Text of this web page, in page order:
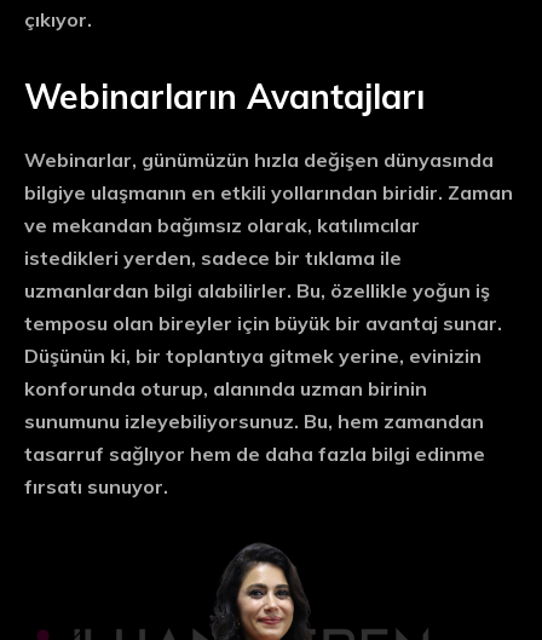
çıkıyor.
Webinarların Avantajları
Webinarlar, günümüzün hızla değişen dünyasında
bilgiye ulaşmanın en etkili yollarından biridir. Zaman
ve mekandan bağımsız olarak, katılımcılar
istedikleri yerden, sadece bir tıklama ile
uzmanlardan bilgi alabilirler. Bu, özellikle yoğun iş
temposu olan bireyler için büyük bir avantaj sunar.
Düşünün ki, bir toplantıya gitmek yerine, evinizin
konforunda oturup, alanında uzman birinin
sunumunu izleyebiliyorsunuz. Bu, hem zamandan
tasarruf sağlıyor hem de daha fazla bilgi edinme
fırsatı sunuyor.